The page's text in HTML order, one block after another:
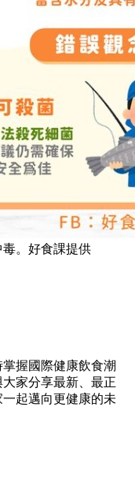
。好食課提供
握國際健康飲食潮
家分享最新、最正
起邁向更健康的未